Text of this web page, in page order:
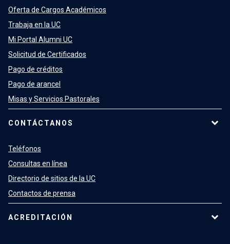
Oferta de Cargos Académicos
Trabaja en la UC
Mi Portal Alumni UC
Solicitud de Certificados
Pago de créditos
Pago de arancel
Misas y Servicios Pastorales
CONTÁCTANOS
Teléfonos
Consultas en línea
Directorio de sitios de la UC
Contactos de prensa
ACREDITACIÓN